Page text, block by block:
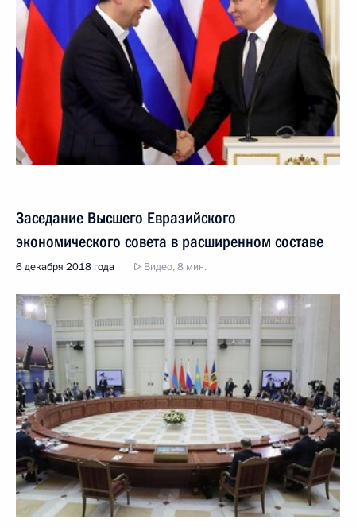
Заседание Высшего Евразийского
экономического совета в расширенном составе
6 декабря 2018 года Видео, 8 мин.